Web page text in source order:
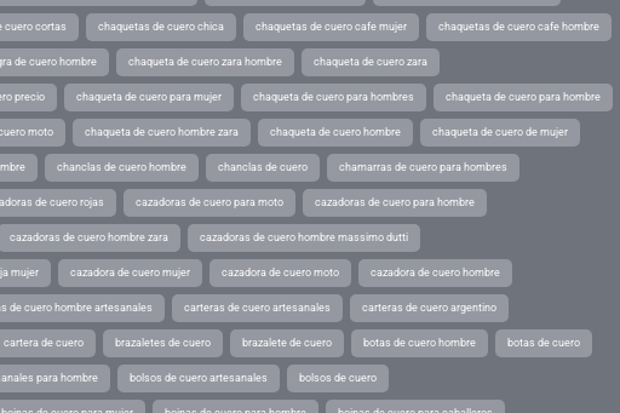
cuero cortas chaquetas de cuero chica chaquetas de cuero cafe mujer chaquetas de cuero cafe hombre
de cuero hombre chaqueta de cuero zara hombre chaqueta de cuero zara
precio chaqueta de cuero para mujer chaqueta de cuero para hombres chaqueta de cuero para hombre
moto chaqueta de cuero hombre zara chaqueta de cuero hombre chaqueta de cuero de mujer
chanclas de cuero hombre chanclas de cuero chamarras de cuero para hombres
de cuero rojas cazadoras de cuero para moto cazadoras de cuero para hombre
cazadoras de cuero hombre zara cazadoras de cuero hombre massimo dutti
mujer cazadora de cuero mujer cazadora de cuero moto cazadora de cuero hombre
de cuero hombre artesanales carteras de cuero artesanales carteras de cuero argentino
cartera de cuero brazaletes de cuero brazalete de cuero botas de cuero hombre botas de cuero
para hombre bolsos de cuero artesanales bolsos de cuero